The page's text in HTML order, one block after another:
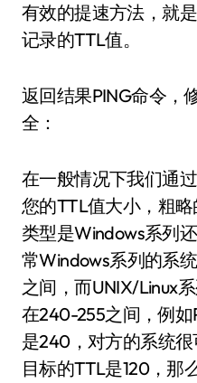
有效的提速方法，就
记录的TTL值。
返回结果PING命令，
全：
在一般情况下我们通
您的TTL值大小，粗
类型是Windows系列
常Windows系列的系
之间，而UNIX/Linux
在240-255之间，例
是240，对方的系统
目标的TTL是120，那